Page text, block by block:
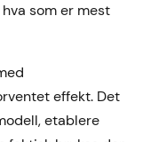
som er mest
effekt. Det
etablere